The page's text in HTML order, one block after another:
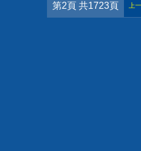
第2頁 共1723頁 上